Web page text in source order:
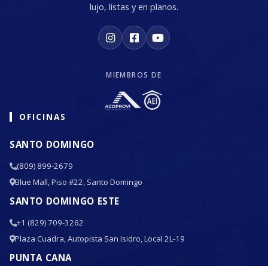
lujo, listas y en planos.
MIEMBROS DE
OFICINAS
SANTO DOMINGO
(809) 899-2679
Blue Mall, Piso #22, Santo Domingo
SANTO DOMINGO ESTE
+1 (829) 709-3262
Plaza Cuadra, Autopista San Isidro, Local 2L-19
PUNTA CANA